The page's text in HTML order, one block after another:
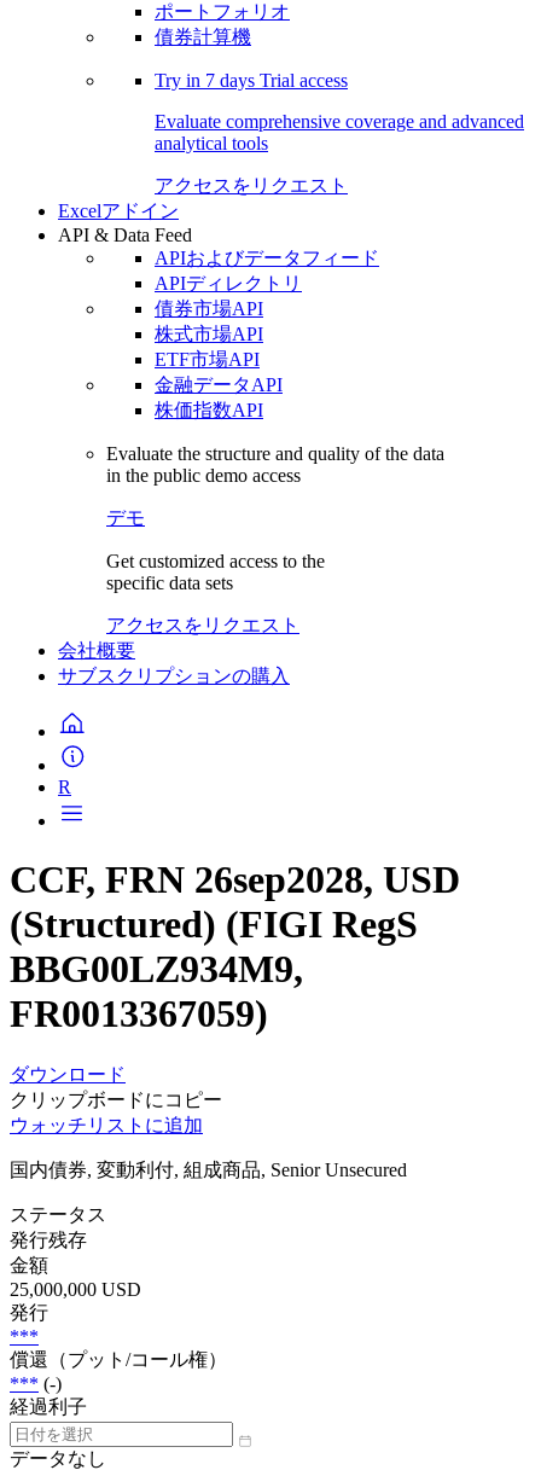
ポートフォリオ
債券計算機
Try in 7 days Trial access
Evaluate comprehensive coverage and advanced
analytical tools
アクセスをリクエスト
Excelアドイン
API & Data Feed
APIおよびデータフィード
APIディレクトリ
債券市場API
株式市場API
ETF市場API
金融データAPI
株価指数API
Evaluate the structure and quality of the data
in the public demo access
デモ
Get customized access to the
specific data sets
アクセスをリクエスト
会社概要
サブスクリプションの購入
R
CCF, FRN 26sep2028, USD
(Structured) (FIGI RegS
BBG00LZ934M9,
FR0013367059)
ダウンロード
クリップボードにコピー
ウォッチリストに追加
国内債券, 変動利付, 組成商品, Senior Unsecured
ステータス
発行残存
金額
25,000,000 USD
発行
***
償還（プット/コール権）
*** (-)
経過利子
データなし